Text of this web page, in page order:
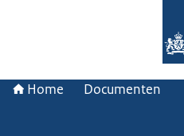
Home Documenten